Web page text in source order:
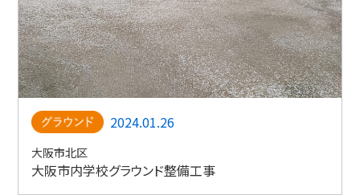
2024.01.26
大阪市北区
大阪市内学校グラウンド整備工事